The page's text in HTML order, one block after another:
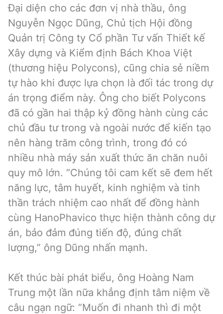
Đại diện cho các đơn vị nhà thầu, ông
Nguyễn Ngọc Dũng, Chủ tịch Hội đồng
Quản trị Công ty Cổ phần Tư vấn Thiết kế
Xây dựng và Kiểm định Bách Khoa Việt
(thương hiệu Polycons), cũng chia sẻ niềm
tự hào khi được lựa chọn là đối tác trong dự
án trọng điểm này. Ông cho biết Polycons
đã có gần hai thập kỷ đồng hành cùng các
chủ đầu tư trong và ngoài nước để kiến tạo
nên hàng trăm công trình, trong đó có
nhiều nhà máy sản xuất thức ăn chăn nuôi
quy mô lớn. “Chúng tôi cam kết sẽ đem hết
năng lực, tâm huyết, kinh nghiệm và tinh
thần trách nhiệm cao nhất để đồng hành
cùng HanoPhavico thực hiện thành công dự
án, bảo đảm đúng tiến độ, đúng chất
lượng,” ông Dũng nhấn mạnh.
Kết thúc bài phát biểu, ông Hoàng Nam
Trung một lần nữa khẳng định tâm niệm về
câu ngạn ngữ: “Muốn đi nhanh thì đi một